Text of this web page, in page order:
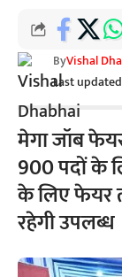
Last
ByVishal
मेगा जॉब
900 पदों के
के लिए फेयर
रहेगी उपलब्ध